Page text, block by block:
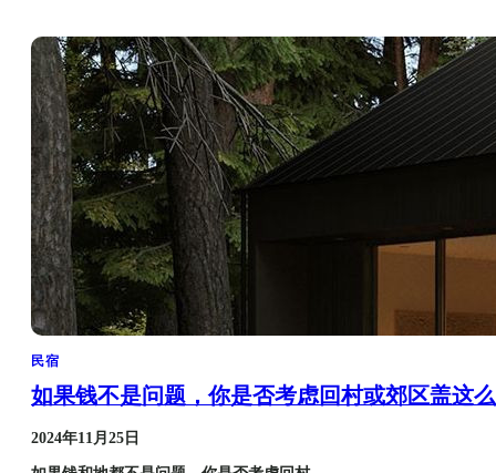
民宿
如果钱不是问题，你是否考虑回村或郊区盖这
2024年11月25日